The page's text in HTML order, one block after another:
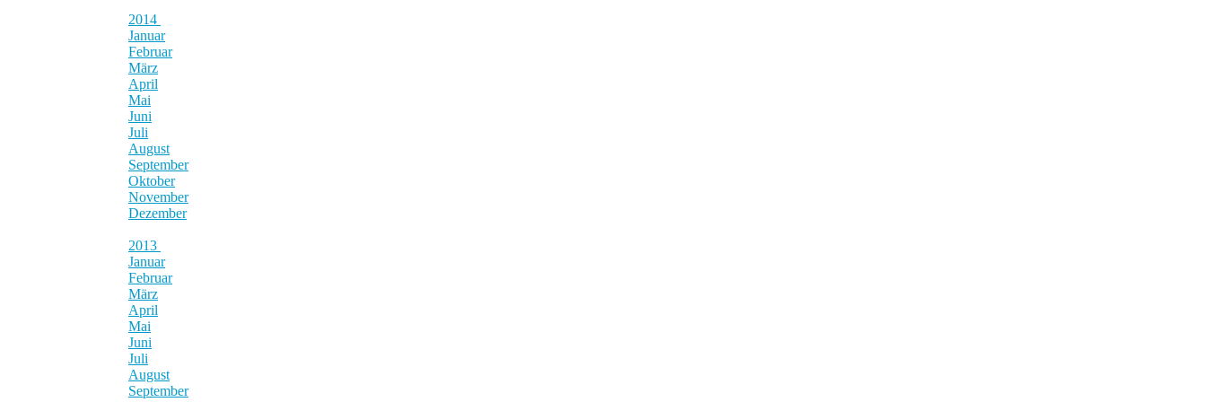
2014
Januar
Februar
März
April
Mai
Juni
Juli
August
September
Oktober
November
Dezember
2013
Januar
Februar
März
April
Mai
Juni
Juli
August
September